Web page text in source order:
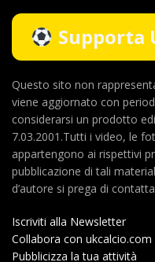
Supporta
Questo sito non
viene aggiornato con
considerarsi un prodotto
7.03.2001.Tutti i video, le
appartengono ai rispettivi
pubblicazione di tali
d’autore si prega di
Iscriviti alla Newsletter
Collabora con ukcalcio.com
Pubblicizza la tua attività